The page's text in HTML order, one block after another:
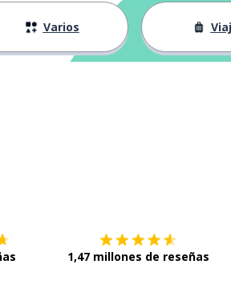
Varios
1,47 millones de reseñas